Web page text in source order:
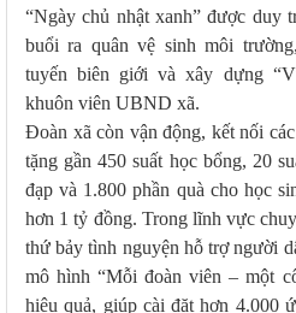
“Ngày chủ nhật xanh” được duy
buổi ra quân vệ sinh môi
tuyến biên giới và xây dựng
khuôn viên UBND xã.
Đoàn xã còn vận động, kết nối
tặng gần 450 suất học bổng, 20
đạp và 1.800 phần quà cho học
hơn 1 tỷ đồng. Trong lĩnh vực
thứ bảy tình nguyện hỗ trợ người
mô hình “Mỗi đoàn viên – một
hiệu quả, giúp cài đặt hơn 4.000